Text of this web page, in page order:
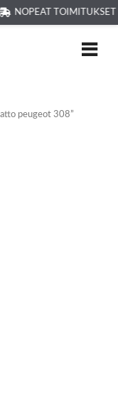
NOPEAT
peugeot 308”